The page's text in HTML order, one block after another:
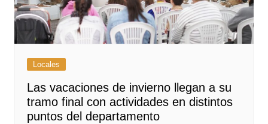
Locales
Las vacaciones de invierno llegan a su
tramo final con actividades en distintos
puntos del departamento